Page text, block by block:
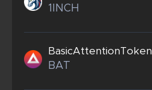
1INCH
BasicAttentionToken
BAT